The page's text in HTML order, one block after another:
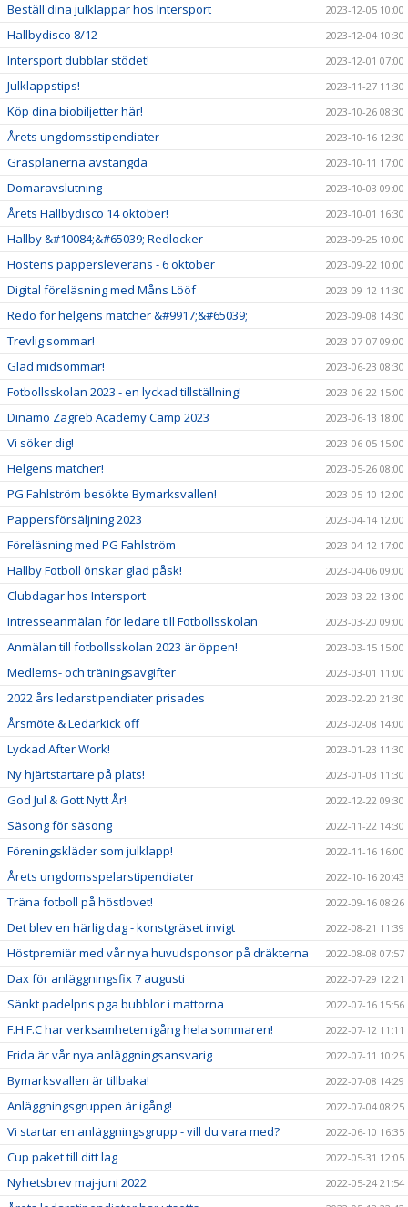
Beställ dina julklappar hos Intersport 2023-12-05 10:00
Hallbydisco 8/12 2023-12-04 10:30
Intersport dubblar stödet! 2023-12-01 07:00
Julklappstips! 2023-11-27 11:30
Köp dina biobiljetter här! 2023-10-26 08:30
Årets ungdomsstipendiater 2023-10-16 12:30
Gräsplanerna avstängda 2023-10-11 17:00
Domaravslutning 2023-10-03 09:00
Årets Hallbydisco 14 oktober! 2023-10-01 16:30
Hallby &#10084;&#65039; Redlocker 2023-09-25 10:00
Höstens pappersleverans - 6 oktober 2023-09-22 10:00
Digital föreläsning med Måns Lööf 2023-09-12 11:30
Redo för helgens matcher &#9917;&#65039; 2023-09-08 14:30
Trevlig sommar! 2023-07-07 09:00
Glad midsommar! 2023-06-23 08:30
Fotbollsskolan 2023 - en lyckad tillställning! 2023-06-22 15:00
Dinamo Zagreb Academy Camp 2023 2023-06-13 18:00
Vi söker dig! 2023-06-05 15:00
Helgens matcher! 2023-05-26 08:00
PG Fahlström besökte Bymarksvallen! 2023-05-10 12:00
Pappersförsäljning 2023 2023-04-14 12:00
Föreläsning med PG Fahlström 2023-04-12 17:00
Hallby Fotboll önskar glad påsk! 2023-04-06 09:00
Clubdagar hos Intersport 2023-03-22 13:00
Intresseanmälan för ledare till Fotbollsskolan 2023-03-20 09:00
Anmälan till fotbollsskolan 2023 är öppen! 2023-03-15 15:00
Medlems- och träningsavgifter 2023-03-01 11:00
2022 års ledarstipendiater prisades 2023-02-20 21:30
Årsmöte & Ledarkick off 2023-02-08 14:00
Lyckad After Work! 2023-01-23 11:30
Ny hjärtstartare på plats! 2023-01-03 11:30
God Jul & Gott Nytt År! 2022-12-22 09:30
Säsong för säsong 2022-11-22 14:30
Föreningskläder som julklapp! 2022-11-16 16:00
Årets ungdomsspelarstipendiater 2022-10-16 20:43
Träna fotboll på höstlovet! 2022-09-16 08:26
Det blev en härlig dag - konstgräset invigt 2022-08-21 11:39
Höstpremiär med vår nya huvudsponsor på dräkterna 2022-08-08 07:57
Dax för anläggningsfix 7 augusti 2022-07-29 12:21
Sänkt padelpris pga bubblor i mattorna 2022-07-16 15:56
F.H.F.C har verksamheten igång hela sommaren! 2022-07-12 11:11
Frida är vår nya anläggningsansvarig 2022-07-11 10:25
Bymarksvallen är tillbaka! 2022-07-08 14:29
Anläggningsgruppen är igång! 2022-07-04 08:25
Vi startar en anläggningsgrupp - vill du vara med? 2022-06-10 16:35
Cup paket till ditt lag 2022-05-31 12:05
Nyhetsbrev maj-juni 2022 2022-05-24 21:54